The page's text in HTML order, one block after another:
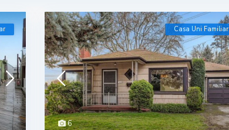
6
Casa Uni Familiar